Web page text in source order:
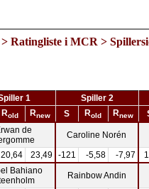
> Ratingliste i MCR >
1
Spiller 2
Rold Rnew S Rold Rnew
de
Caroline Norén
20,64 23,49 -121 -5,58 -7,97
Bahiano
Rainbow Andin